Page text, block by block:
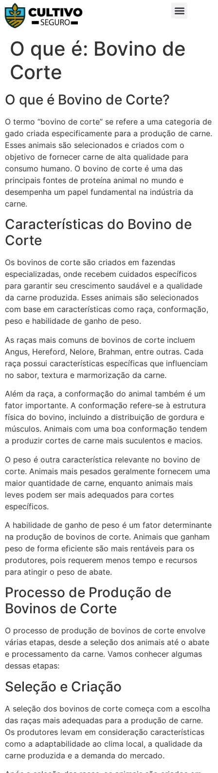
O que é: Bovino de
Corte
O que é Bovino de Corte?
O termo “bovino de corte” se refere a uma categoria de
gado criada especificamente para a produção de carne.
Esses animais são selecionados e criados com o
objetivo de fornecer carne de alta qualidade para
consumo humano. O bovino de corte é uma das
principais fontes de proteína animal no mundo e
desempenha um papel fundamental na indústria da
carne.
Características do Bovino de
Corte
Os bovinos de corte são criados em fazendas
especializadas, onde recebem cuidados específicos
para garantir seu crescimento saudável e a qualidade
da carne produzida. Esses animais são selecionados
com base em características como raça, conformação,
peso e habilidade de ganho de peso.
As raças mais comuns de bovinos de corte incluem
Angus, Hereford, Nelore, Brahman, entre outras. Cada
raça possui características específicas que influenciam
no sabor, textura e marmorização da carne.
Além da raça, a conformação do animal também é um
fator importante. A conformação refere-se à estrutura
física do bovino, incluindo a distribuição de gordura e
músculos. Animais com uma boa conformação tendem
a produzir cortes de carne mais suculentos e macios.
O peso é outra característica relevante no bovino de
corte. Animais mais pesados geralmente fornecem uma
maior quantidade de carne, enquanto animais mais
leves podem ser mais adequados para cortes
específicos.
A habilidade de ganho de peso é um fator determinante
na produção de bovinos de corte. Animais que ganham
peso de forma eficiente são mais rentáveis para os
produtores, pois requerem menos tempo e recursos
para atingir o peso de abate.
Processo de Produção de
Bovinos de Corte
O processo de produção de bovinos de corte envolve
várias etapas, desde a seleção dos animais até o abate
e processamento da carne. Vamos conhecer algumas
dessas etapas:
Seleção e Criação
A seleção dos bovinos de corte começa com a escolha
das raças mais adequadas para a produção de carne.
Os produtores levam em consideração características
como a adaptabilidade ao clima local, a qualidade da
carne produzida e a demanda do mercado.